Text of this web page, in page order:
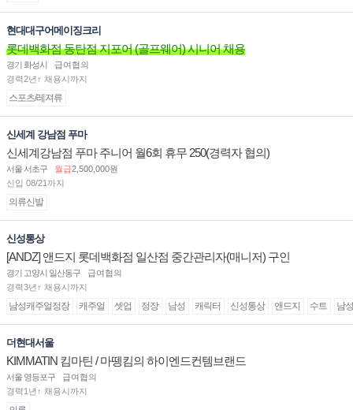
현대대구어메이징크리
롯데백화점 동탄점 지포어 (골프웨어) 시니어 채용
경기 화성시
급여협의
경력2년↑ 채용시까지
스포츠/레져류
신세계 강남점 푸마
신세계강남점 푸마 주니어 월6회 휴무 250(경력자 협의)
서울 서초구 월급2,500,000원
신입 08/21까지
의류신발
신성통상
[ANDZ] 앤드지 롯데백화점 일산점 중간관리자(매니저) 구인
경기 고양시 일산동구
급여협의
경력3년↑ 채용시까지
남성캐주얼정장 캐주얼 셋업 정장 남성 캐릭터 신성통상 앤드지 수트 남
더현대서울
KIMMATIN 킴마틴 / 마뗑킴의 하이엔드컨템브랜드
서울 영등포구
급여협의
경력1년↑ 채용시까지